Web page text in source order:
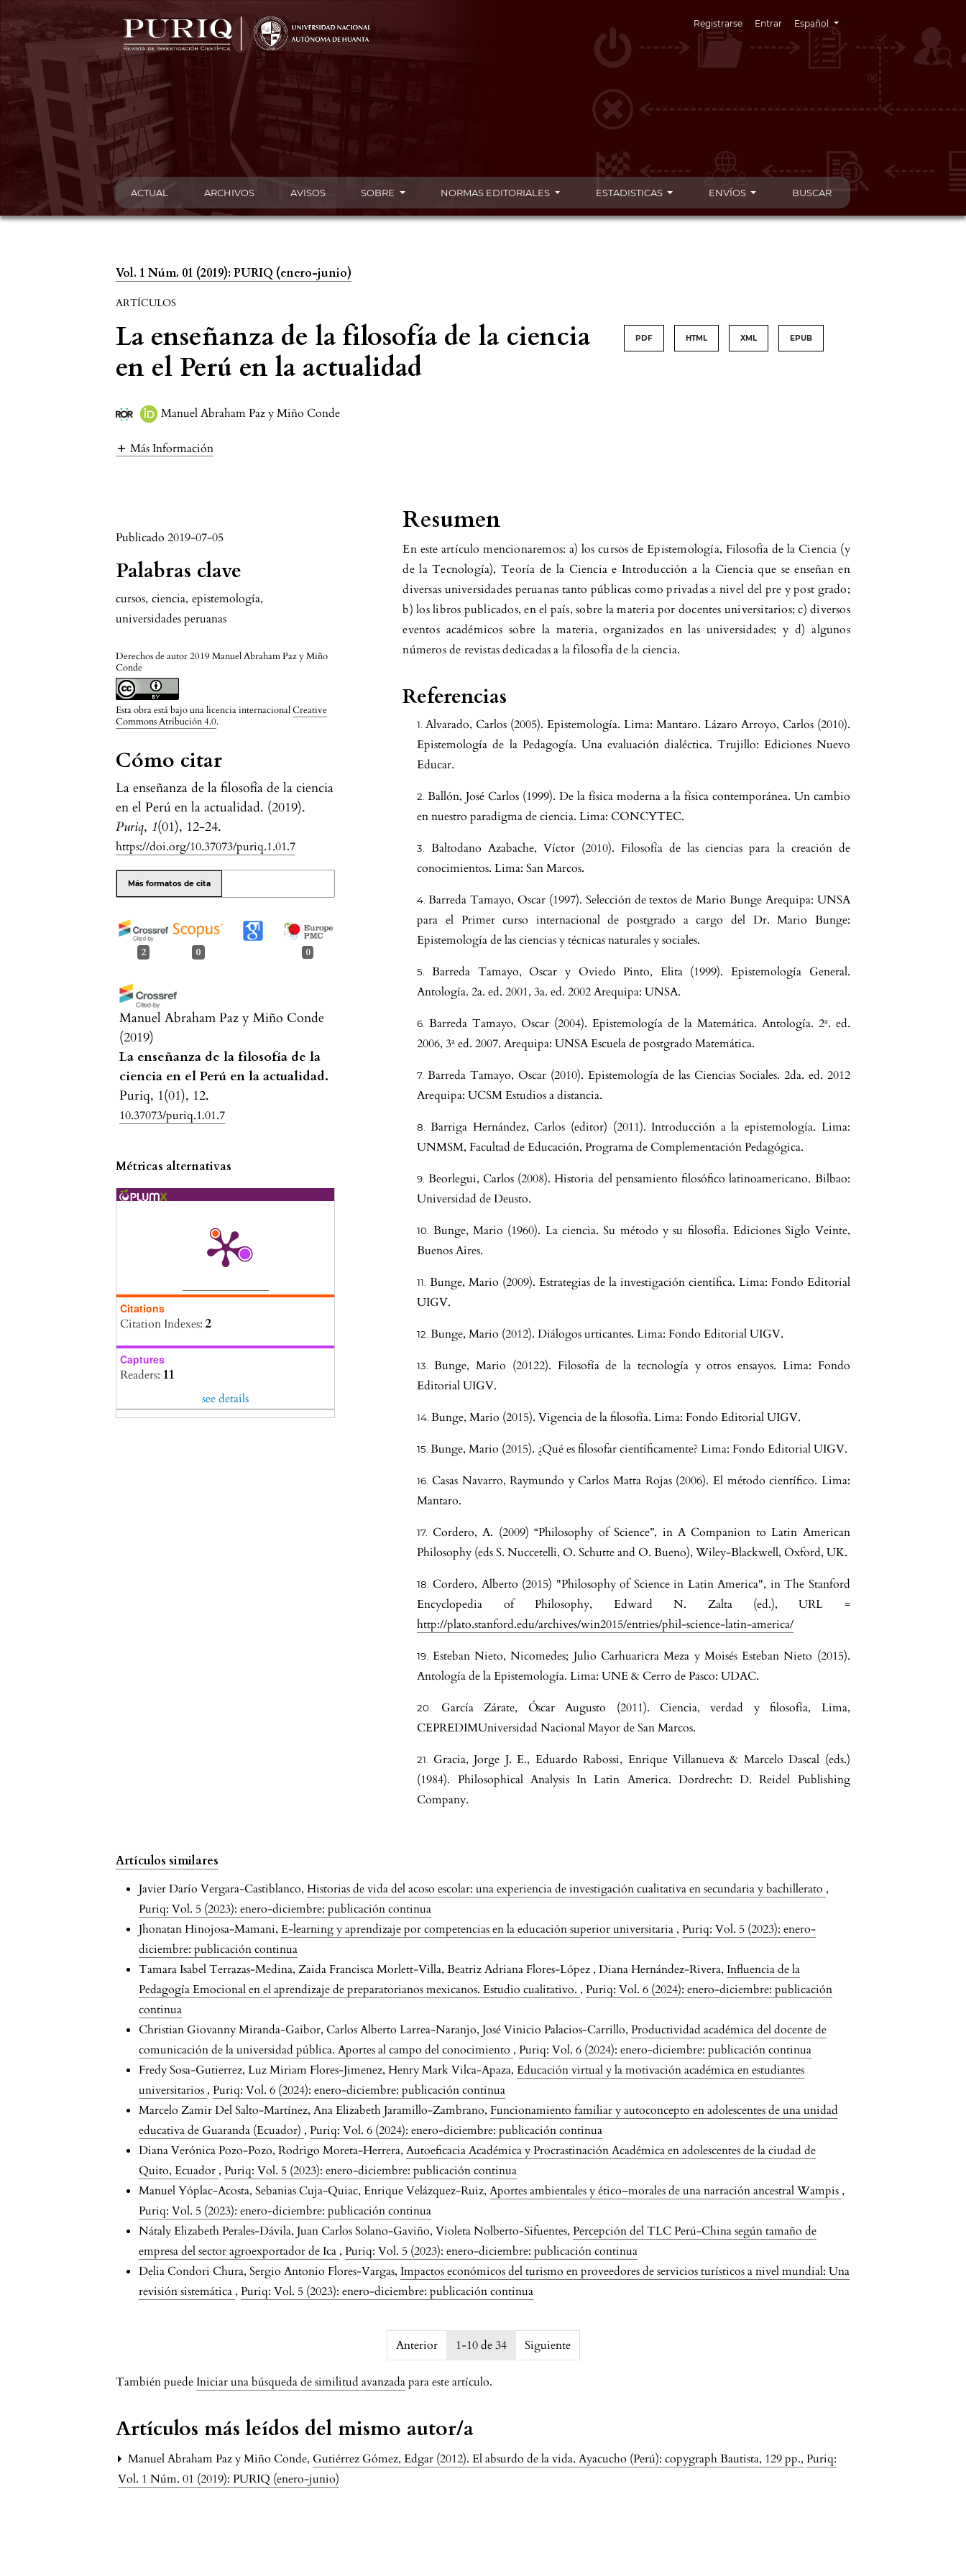
Registrarse Entrar Cambiar el idioma. El idioma actual es:
Español
ACTUAL ARCHIVOS AVISOS SOBRE NORMAS EDITORIALES ESTADISTICAS ENVÍOS BUSCAR
Vol. 1 Núm. 01 (2019): PURIQ (enero-junio)
ARTÍCULOS
La enseñanza de la filosofía de la ciencia
en el Perú en la actualidad
PDF HTML XML EPUB
Manuel Abraham Paz y Miño Conde
Más Información
Publicado 2019-07-05
Palabras clave
cursos, ciencia, epistemología,
universidades peruanas
Derechos de autor 2019 Manuel Abraham Paz y Miño
Conde
Esta obra está bajo una licencia internacionalCreative
Commons Atribución 4.0.
Cómo citar
La enseñanza de la filosofía de la ciencia
en el Perú en la actualidad. (2019).
Puriq, 1(01), 12-24.
https://doi.org/10.37073/puriq.1.01.7
Más formatos de cita
2 0 0
Manuel Abraham Paz y Miño Conde
(2019)
La enseñanza de la filosofía de la
ciencia en el Perú en la actualidad.
Puriq, 1(01), 12.
10.37073/puriq.1.01.7
Héctor Cáceres Bejarano
Epistemología y posmodernismo.
Foucault y Vattimo.
Revista de Ciencias Sociales y
Humanidades, 6(30), e210854.
10.46652/rgn.v6i30.854
Métricas alternativas
Citations
Citation Indexes:2
Captures
Readers: 11
see details
Resumen
En este artículo mencionaremos: a) los cursos de Epistemología, Filosofía de la Ciencia (y
de la Tecnología), Teoría de la Ciencia e Introducción a la Ciencia que se enseñan en
diversas universidades peruanas tanto públicas como privadas a nivel del pre y post grado;
b) los libros publicados, en el país, sobre la materia por docentes universitarios; c) diversos
eventos académicos sobre la materia, organizados en las universidades; y d) algunos
números de revistas dedicadas a la filosofía de la ciencia.
Referencias
Alvarado, Carlos (2005). Epistemología. Lima: Mantaro. Lázaro Arroyo, Carlos (2010).
Epistemología de la Pedagogía. Una evaluación dialéctica. Trujillo: Ediciones Nuevo
Educar.
Ballón, José Carlos (1999). De la física moderna a la física contemporánea. Un cambio
en nuestro paradigma de ciencia. Lima: CONCYTEC.
Baltodano Azabache, Víctor (2010). Filosofía de las ciencias para la creación de
conocimientos. Lima: San Marcos.
Barreda Tamayo, Oscar (1997). Selección de textos de Mario Bunge Arequipa: UNSA
para el Primer curso internacional de postgrado a cargo del Dr. Mario Bunge:
Epistemología de las ciencias y técnicas naturales y sociales.
Barreda Tamayo, Oscar y Oviedo Pinto, Elita (1999). Epistemología General.
Antología. 2a. ed. 2001, 3a. ed. 2002 Arequipa: UNSA.
Barreda Tamayo, Oscar (2004). Epistemología de la Matemática. Antología. 2ª. ed.
2006, 3ª ed. 2007. Arequipa: UNSA Escuela de postgrado Matemática.
Barreda Tamayo, Oscar (2010). Epistemología de las Ciencias Sociales. 2da. ed. 2012
Arequipa: UCSM Estudios a distancia.
Barriga Hernández, Carlos (editor) (2011). Introducción a la epistemología. Lima:
UNMSM, Facultad de Educación, Programa de Complementación Pedagógica.
Beorlegui, Carlos (2008). Historia del pensamiento filosófico latinoamericano. Bilbao:
Universidad de Deusto.
Bunge, Mario (1960). La ciencia. Su método y su filosofía. Ediciones Siglo Veinte,
Buenos Aires.
Bunge, Mario (2009). Estrategias de la investigación científica. Lima: Fondo Editorial
UIGV.
Bunge, Mario (2012). Diálogos urticantes. Lima: Fondo Editorial UIGV.
Bunge, Mario (20122). Filosofía de la tecnología y otros ensayos. Lima: Fondo
Editorial UIGV.
Bunge, Mario (2015). Vigencia de la filosofía. Lima: Fondo Editorial UIGV.
Bunge, Mario (2015). ¿Qué es filosofar científicamente? Lima: Fondo Editorial UIGV.
Casas Navarro, Raymundo y Carlos Matta Rojas (2006). El método científico. Lima:
Mantaro.
Cordero, A. (2009) “Philosophy of Science”, in A Companion to Latin American
Philosophy (eds S. Nuccetelli, O. Schutte and O. Bueno), Wiley-Blackwell, Oxford, UK.
Cordero, Alberto (2015) "Philosophy of Science in Latin America", in The Stanford
Encyclopedia of Philosophy, Edward N. Zalta (ed.), URL =
http://plato.stanford.edu/archives/win2015/entries/phil-science-latin-america/
Esteban Nieto, Nicomedes; Julio Carhuaricra Meza y Moisés Esteban Nieto (2015).
Antología de la Epistemología. Lima: UNE & Cerro de Pasco: UDAC.
García Zárate, Óscar Augusto (2011). Ciencia, verdad y filosofía, Lima,
CEPREDIMUniversidad Nacional Mayor de San Marcos.
Gracia, Jorge J. E., Eduardo Rabossi, Enrique Villanueva & Marcelo Dascal (eds.)
(1984). Philosophical Analysis In Latin America. Dordrecht: D. Reidel Publishing
Company.
Artículos similares
Javier Darío Vergara-Castiblanco,Historias de vida del acoso escolar: una experiencia de investigación cualitativa en secundaria y bachillerato ,
Puriq: Vol. 5 (2023): enero-diciembre: publicación continua
Jhonatan Hinojosa-Mamani,E-learning y aprendizaje por competencias en la educación superior universitaria ,Puriq: Vol. 5 (2023): enero-
diciembre: publicación continua
Tamara Isabel Terrazas-Medina, Zaida Francisca Morlett-Villa, Beatriz Adriana Flores-López , Diana Hernández-Rivera, Influencia de la
Pedagogía Emocional en el aprendizaje de preparatorianos mexicanos. Estudio cualitativo. ,Puriq: Vol. 6 (2024): enero-diciembre: publicación
continua
Christian Giovanny Miranda-Gaibor, Carlos Alberto Larrea-Naranjo, José Vinicio Palacios-Carrillo,Productividad académica del docente de
comunicación de la universidad pública. Aportes al campo del conocimiento ,Puriq: Vol. 6 (2024): enero-diciembre: publicación continua
Fredy Sosa-Gutierrez, Luz Miriam Flores-Jimenez, Henry Mark Vilca-Apaza,Educación virtual y la motivación académica en estudiantes
universitarios ,Puriq: Vol. 6 (2024): enero-diciembre: publicación continua
Marcelo Zamir Del Salto-Martínez, Ana Elizabeth Jaramillo-Zambrano,Funcionamiento familiar y autoconcepto en adolescentes de una unidad
educativa de Guaranda (Ecuador) ,Puriq: Vol. 6 (2024): enero-diciembre: publicación continua
Diana Verónica Pozo-Pozo, Rodrigo Moreta-Herrera,Autoeficacia Académica y Procrastinación Académica en adolescentes de la ciudad de
Quito, Ecuador ,Puriq: Vol. 5 (2023): enero-diciembre: publicación continua
Manuel Yóplac-Acosta, Sebanias Cuja-Quiac, Enrique Velázquez-Ruiz,Aportes ambientales y ético–morales de una narración ancestral Wampis ,
Puriq: Vol. 5 (2023): enero-diciembre: publicación continua
Nátaly Elizabeth Perales-Dávila, Juan Carlos Solano-Gaviño, Violeta Nolberto-Sifuentes,Percepción del TLC Perú-China según tamaño de
empresa del sector agroexportador de Ica ,Puriq: Vol. 5 (2023): enero-diciembre: publicación continua
Delia Condori Chura, Sergio Antonio Flores-Vargas, Impactos económicos del turismo en proveedores de servicios turísticos a nivel mundial: Una
revisión sistemática ,Puriq: Vol. 5 (2023): enero-diciembre: publicación continua
issue.pagination6a787f51292d7
Anterior 1-10 de 34 Siguiente
También puede Iniciar una búsqueda de similitud avanzadapara este artículo.
Artículos más leídos del mismo autor/a
Manuel Abraham Paz y Miño Conde, Gutiérrez Gómez, Edgar (2012). El absurdo de la vida. Ayacucho (Perú): copygraph Bautista, 129 pp.,Puriq:
Vol. 1 Núm. 01 (2019): PURIQ (enero-junio)